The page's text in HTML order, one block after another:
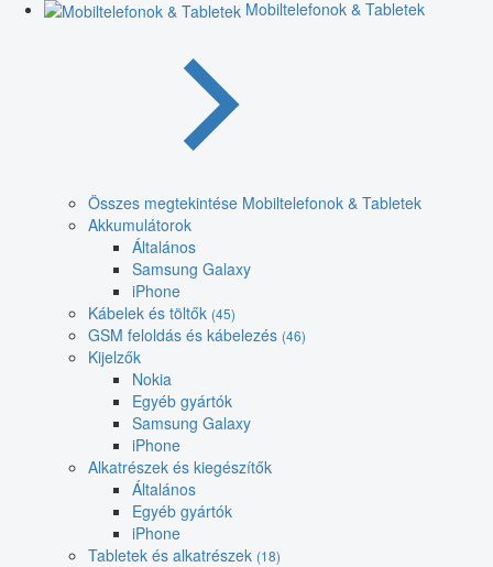
Mobiltelefonok & Tabletek
Összes megtekintése Mobiltelefonok & Tabletek
Akkumulátorok
Általános
Samsung Galaxy
iPhone
Kábelek és töltők (45)
GSM feloldás és kábelezés (46)
Kijelzők
Nokia
Egyéb gyártók
Samsung Galaxy
iPhone
Alkatrészek és kiegészítők
Általános
Egyéb gyártók
iPhone
Tabletek és alkatrészek (18)